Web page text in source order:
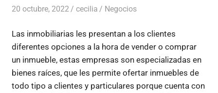
20 octubre, 2022 cecilia Negocios
Las inmobiliarias les presentan a los clientes
diferentes opciones a la hora de vender o comprar
un inmueble, estas empresas son especializadas en
bienes raíces, que les permite ofertar inmuebles de
todo tipo a clientes y particulares porque cuenta con